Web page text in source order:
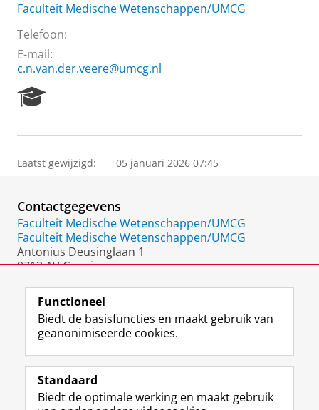
Faculteit Medische Wetenschappen/UMCG
Telefoon:
E-mail:
c.n.van.der.veere@umcg.nl
e
r
P
o
r
t
a
Laatst gewijzigd: 05 januari 2026 07:45
Contactgegevens
Faculteit Medische Wetenschappen/UMCG
Faculteit Medische Wetenschappen/UMCG
Antonius Deusinglaan 1
9713 AV Groningen
Volg de RUG
F
a
e
L
i
k
R
S
-
I
n
t
Y
o
T
Studiekiezers
Functioneel
Biedt de basisfuncties en maakt gebruik van
geanonimiseerde cookies.
Standaard
Biedt de optimale werking en maakt gebruik